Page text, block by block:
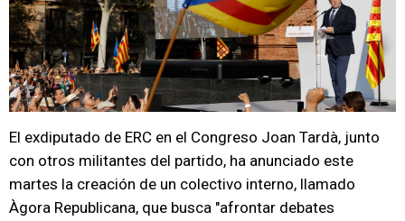
El exdiputado de ERC en el Congreso Joan Tardà, junto
con otros militantes del partido, ha anunciado este
martes la creación de un colectivo interno, llamado
Àgora Republicana, que busca "afrontar debates